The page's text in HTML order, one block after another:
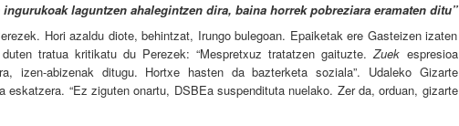
ingurukoak laguntzen ahalegintzen dira, baina horrek pobreziara eramaten ditu”
Hori azaldu diote, behintzat, Irungo bulegoan. Epaiketak ere Gasteizen izaten
tratua kritikatu du Perezek: “Mespretxuz tratatzen gaituzte.Zuek espresioa
izen-abizenak ditugu. Hortxe hasten da bazterketa soziala”. Udaleko Gizarte
eskatzera. “Ez ziguten onartu, DSBEa suspendituta nuelako. Zer da, orduan, gizarte